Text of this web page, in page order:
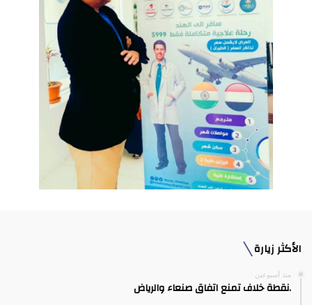
الأكثر زيارة
منذ أسبوعين
.نقطة خلاف تمنع اتفاق صنعاء والرياض